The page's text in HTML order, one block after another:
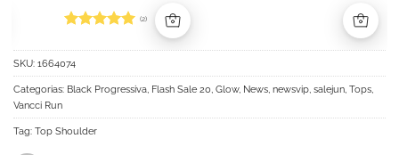
de 5
(2)
SKU: 1664074
Categorias: Black Progressiva, Flash Sale 20, Glow, News, newsvip, salejun, Tops,
Vancci Run
Tag: Top Shoulder